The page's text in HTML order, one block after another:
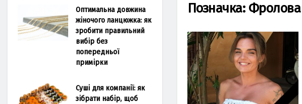
Позначка: Фролова
Оптимальна довжина
жіночого ланцюжка: як
зробити правильний
вибір без
попередньої
примірки
Суші для компанії: як
зібрати набір, щоб